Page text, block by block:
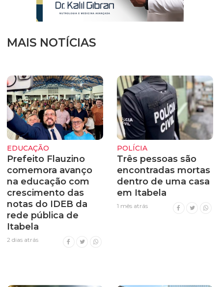
MAIS NOTÍCIAS
EDUCAÇÃO
Prefeito Flauzino
comemora avanço
na educação com
crescimento das
notas do IDEB da
rede pública de
Itabela
2 dias atrás
POLÍCIA
Três pessoas são
encontradas mortas
dentro de uma casa
em Itabela
1 mês atrás